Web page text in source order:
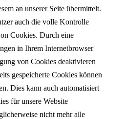
an unserer Seite übermittelt.
auch die volle Kontrolle
Cookies. Durch eine
in Ihrem Internetbrowser
von Cookies deaktivieren
gespeicherte Cookies können
Dies kann auch automatisiert
für unsere Website
nicht mehr alle